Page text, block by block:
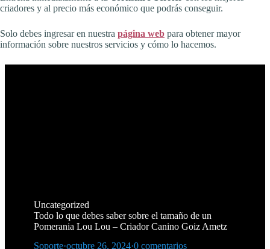
criadores y al precio más económico que podrás conseguir.
Solo debes ingresar en nuestra página web para obtener mayor
información sobre nuestros servicios y cómo lo hacemos.
Uncategorized
Todo lo que debes saber sobre el tamaño de un
Pomerania Lou Lou – Criador Canino Goiz Ametz
Soporte·octubre 26, 2024·0 comentarios